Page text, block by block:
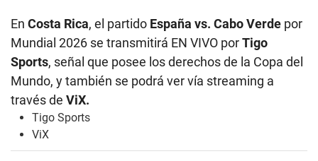
En Costa Rica, el partido España vs. Cabo Verde por
Mundial 2026 se transmitirá EN VIVO porTigo
Sports, señal que posee los derechos de la Copa del
Mundo, y también se podrá ver vía streaming a
través de ViX.
Tigo Sports
ViX